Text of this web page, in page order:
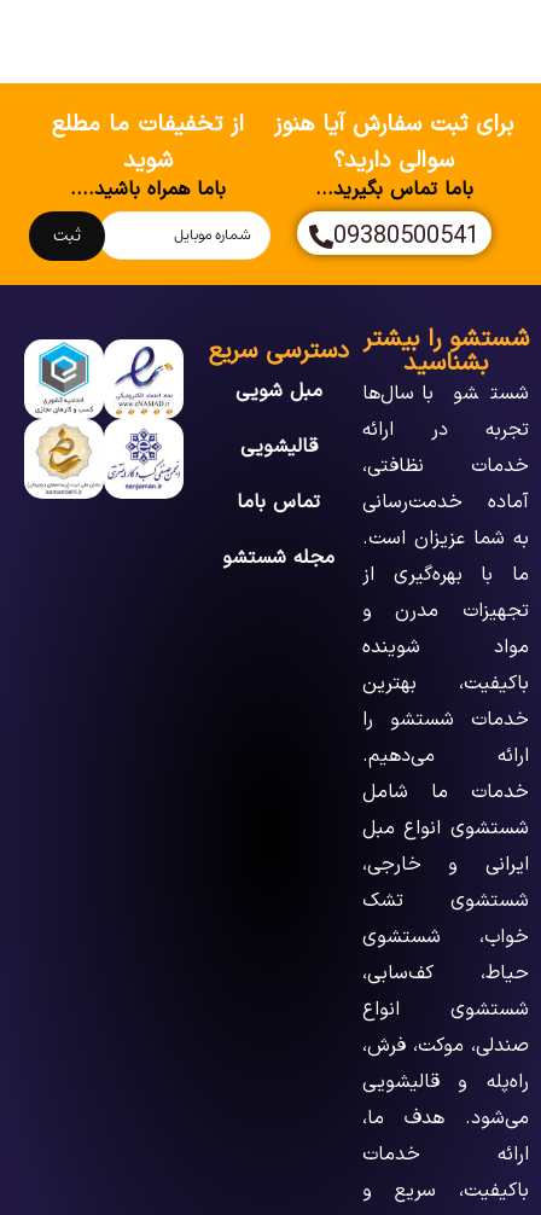
برای ثبت سفارش آیا هنوز
سوالی دارید؟
باما تماس بگیرید...
09380500541
از تخفیفات ما مطلع
شوید
باما همراه باشید....
ثبت
شستشو را بیشتر
بشناسید
شستشو با سال‌ها
تجربه در ارائه
خدمات نظافتی،
آماده خدمت‌رسانی
به شما عزیزان است.
ما با بهره‌گیری از
تجهیزات مدرن و
مواد شوینده
باکیفیت، بهترین
خدمات شستشو را
ارائه می‌دهیم.
خدمات ما شامل
شستشوی انواع مبل
ایرانی و خارجی،
شستشوی تشک
خواب، شستشوی
حیاط، کف‌سابی،
شستشوی انواع
صندلی، موکت، فرش،
راه‌پله و قالیشویی
می‌شود. هدف ما،
ارائه خدمات
باکیفیت، سریع و
دسترسی سریع
مبل شویی
قالیشویی
تماس باما
مجله شستشو